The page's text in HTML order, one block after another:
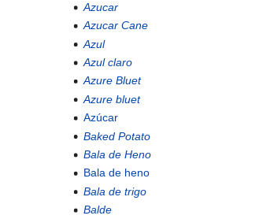
Azucar
Azucar Cane
Azul
Azul claro
Azure Bluet
Azure bluet
Azúcar
Baked Potato
Bala de Heno
Bala de heno
Bala de trigo
Balde